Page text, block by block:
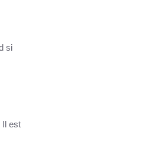
si
Il est